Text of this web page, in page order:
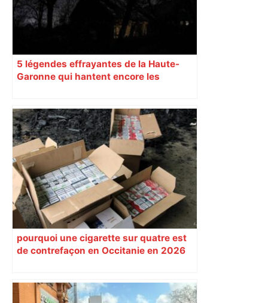
5 légendes effrayantes de la Haute-
Garonne qui hantent encore les
pourquoi une cigarette sur quatre est
de contrefaçon en Occitanie en 2026